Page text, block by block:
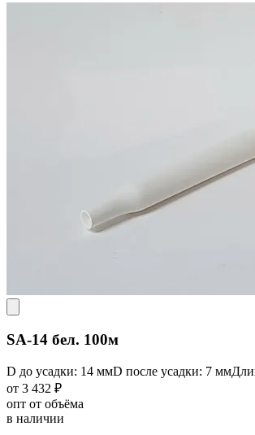
SA-14 бел. 100м
D до усадки: 14 ммD после усадки: 7 мм
от 3 432 ₽
опт от объёма
в наличии